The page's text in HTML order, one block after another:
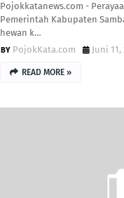
Pojokkatanews.com -
Pemerintah Kabupaten
hewan k…
PojokKata.com
Juni 11,
READ MORE »